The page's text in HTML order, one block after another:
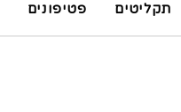
תקליטים פטיפונים